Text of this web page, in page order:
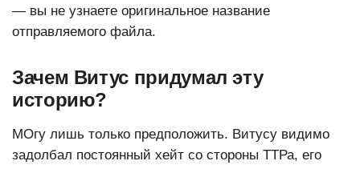
— вы не узнаете оригинальное название
отправляемого файла.
Зачем Витус придумал эту
историю?
МОгу лишь только предположить. Витусу видимо
задолбал постоянный хейт со стороны ТТРа, его